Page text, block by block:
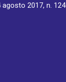
2017, n. 124